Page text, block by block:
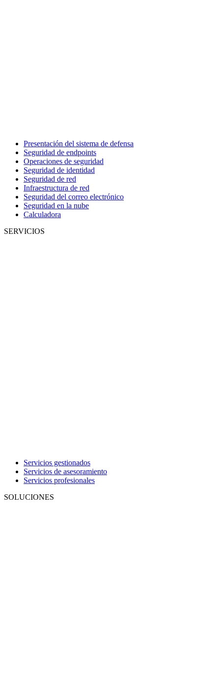
Presentación del sistema de defensa
Seguridad de endpoints
Operaciones de seguridad
Seguridad de identidad
Seguridad de red
Infraestructura de red
Seguridad del correo electrónico
Seguridad en la nube
Calculadora
SERVICIOS
Servicios gestionados
Servicios de asesoramiento
Servicios profesionales
SOLUCIONES